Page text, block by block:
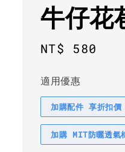
牛仔花
Regular
NT$ 580
適用優惠
加購配件 享折扣價
加購 MIT防曬透氣